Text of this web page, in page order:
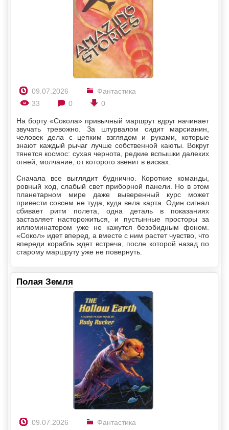
09.07.2026
Фантастика
33
0 0
На борту «Сокола» привычный маршрут вдруг начинает
звучать тревожно. За штурвалом сидит марсианин,
человек дела с цепким взглядом и руками, которые
знают каждый рычаг лучше собственной каюты. Вокруг
тянется космос: сухая чернота, редкие вспышки далеких
огней, молчание, от которого звенит в висках.
Сначала все выглядит буднично. Короткие команды,
ровный ход, слабый свет приборной панели. Но в этом
планетарном мире даже выверенный курс может
привести совсем не туда, куда вела карта. Один сигнал
сбивает ритм полета, одна деталь в показаниях
заставляет насторожиться, и пустынные просторы за
иллюминатором уже не кажутся безобидным фоном.
«Сокол» идет вперед, а вместе с ним растет чувство, что
впереди корабль ждет встреча, после которой назад по
старому маршруту уже не повернуть.
Полая Земля
09.07.2026
Фантастика